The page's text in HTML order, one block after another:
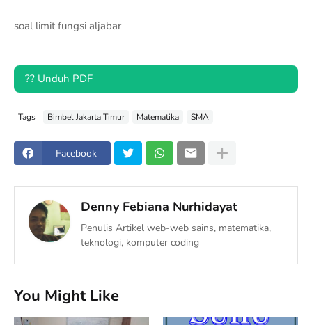
soal limit fungsi aljabar
?? Unduh PDF
Tags Bimbel Jakarta Timur Matematika SMA
Facebook
Denny Febiana Nurhidayat
Penulis Artikel web-web sains, matematika,
teknologi, komputer coding
You Might Like